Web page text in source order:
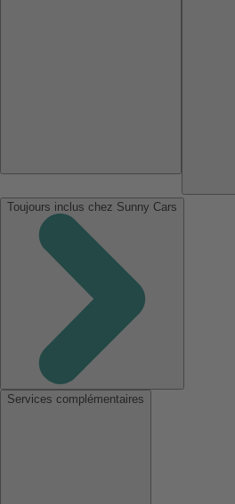
Toujours inclus chez Sunny Cars
Services complémentaires